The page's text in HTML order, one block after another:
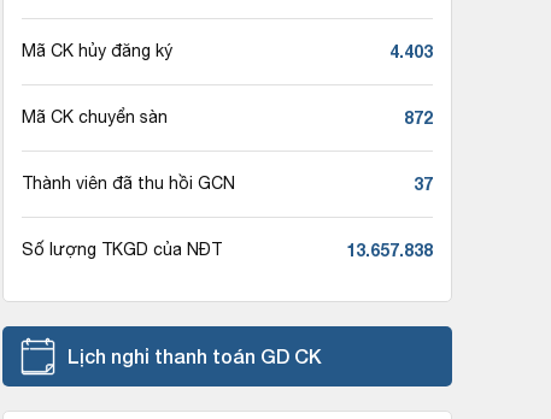
Mã CK hủy đăng ký 4.403
Mã CK chuyển sàn 872
Thành viên đã thu hồi GCN 37
Số lượng TKGD của NĐT 13.657.838
Lịch nghỉ thanh toán GD CK